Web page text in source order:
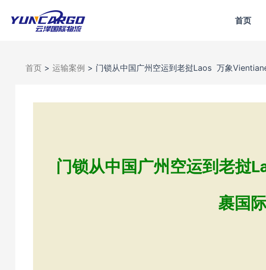
首页
首页 > 运输案例 > 门锁从中国广州空运到老挝Laos 万象
门锁从中国广州空运到老挝
裹国